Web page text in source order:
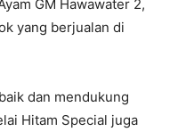
GM Hawawater 2,
yang berjualan di
dan mendukung
Hitam Special juga